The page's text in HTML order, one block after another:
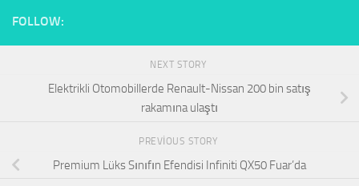
FOLLOW:
NEXT STORY
Elektrikli Otomobillerde Renault-Nissan 200 bin satış
rakamına ulaştı
PREVIOUS STORY
Premium Lüks Sınıfın Efendisi Infiniti QX50 Fuar’da